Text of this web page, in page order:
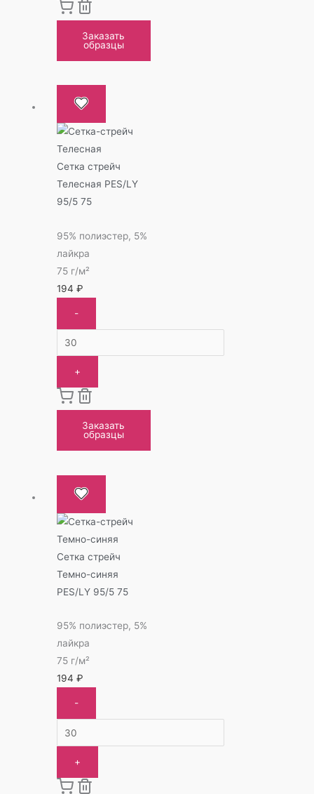
Заказать
образцы
Сетка стрейч
Телесная PES/LY
95/5 75
95% полиэстер, 5%
лайкра
75 г/м²
194₽
-
+
Заказать
образцы
Сетка стрейч
Темно-синяя
PES/LY 95/5 75
95% полиэстер, 5%
лайкра
75 г/м²
194₽
-
+